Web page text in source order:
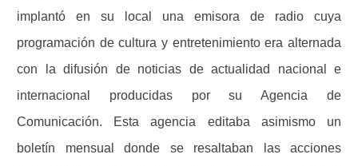
implantó en su local una emisora de radio cuya
programación de cultura y entretenimiento era alternada
con la difusión de noticias de actualidad nacional e
internacional producidas por su Agencia de
Comunicación. Esta agencia editaba asimismo un
boletín mensual donde se resaltaban las acciones